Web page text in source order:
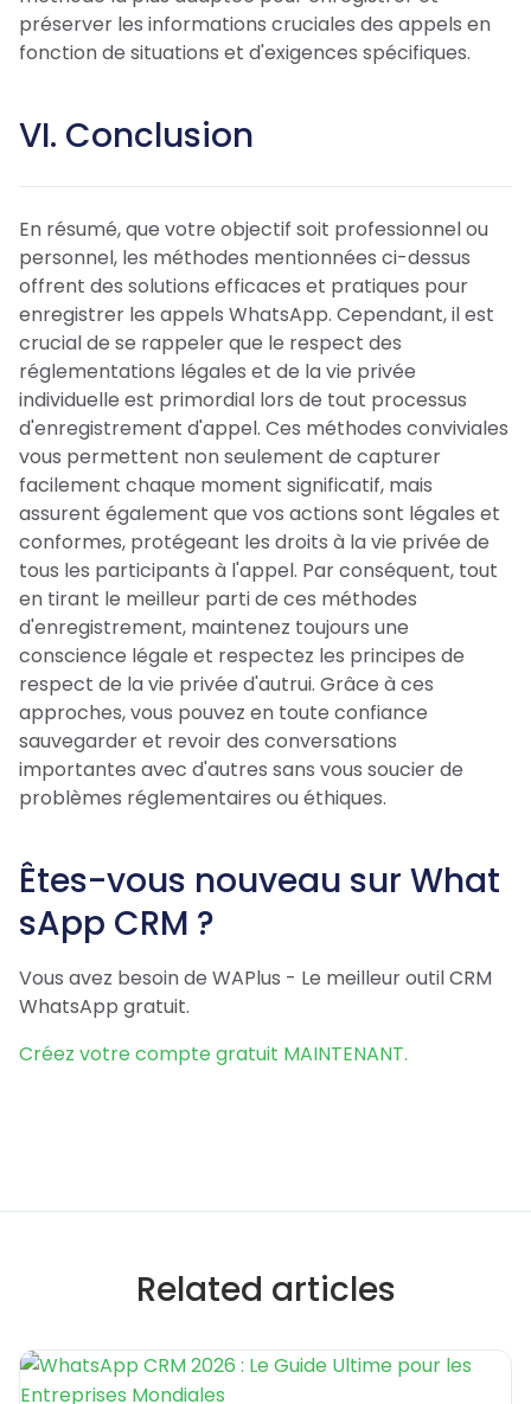
préserver les informations cruciales des appels en
fonction de situations et d'exigences spécifiques.
VI. Conclusion
En résumé, que votre objectif soit professionnel ou
personnel, les méthodes mentionnées ci-dessus
offrent des solutions efficaces et pratiques pour
enregistrer les appels WhatsApp. Cependant, il est
crucial de se rappeler que le respect des
réglementations légales et de la vie privée
individuelle est primordial lors de tout processus
d'enregistrement d'appel. Ces méthodes conviviales
vous permettent non seulement de capturer
facilement chaque moment significatif, mais
assurent également que vos actions sont légales et
conformes, protégeant les droits à la vie privée de
tous les participants à l'appel. Par conséquent, tout
en tirant le meilleur parti de ces méthodes
d'enregistrement, maintenez toujours une
conscience légale et respectez les principes de
respect de la vie privée d'autrui. Grâce à ces
approches, vous pouvez en toute confiance
sauvegarder et revoir des conversations
importantes avec d'autres sans vous soucier de
problèmes réglementaires ou éthiques.
Êtes-vous nouveau sur What
sApp CRM ?
Vous avez besoin de WAPlus - Le meilleur outil CRM
WhatsApp gratuit.
Créez votre compte gratuit MAINTENANT.
Related articles